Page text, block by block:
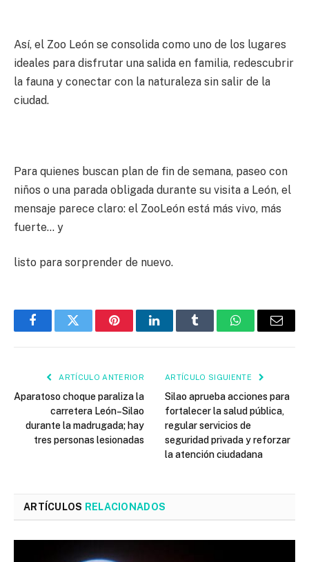
Así, el Zoo León se consolida como uno de los lugares
ideales para disfrutar una salida en familia, redescubrir
la fauna y conectar con la naturaleza sin salir de la
ciudad.
Para quienes buscan plan de fin de semana, paseo con
niños o una parada obligada durante su visita a León, el
mensaje parece claro: el ZooLeón está más vivo, más
fuerte… y
listo para sorprender de nuevo.
FacebookTwitter PinterestLinkedInTumblr WhatsAppEmail
ARTÍCULO ANTERIOR
Aparatoso choque paraliza la
carretera León–Silao
durante la madrugada; hay
tres personas lesionadas
ARTÍCULO SIGUIENTE
Silao aprueba acciones para
fortalecer la salud pública,
regular servicios de
seguridad privada y reforzar
la atención ciudadana
ARTÍCULOS RELACIONADOS